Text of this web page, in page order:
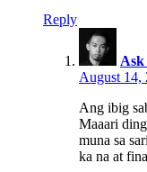
Reply
Ask
August 14,
Ang ibig
Maaari
muna sa
ka na at